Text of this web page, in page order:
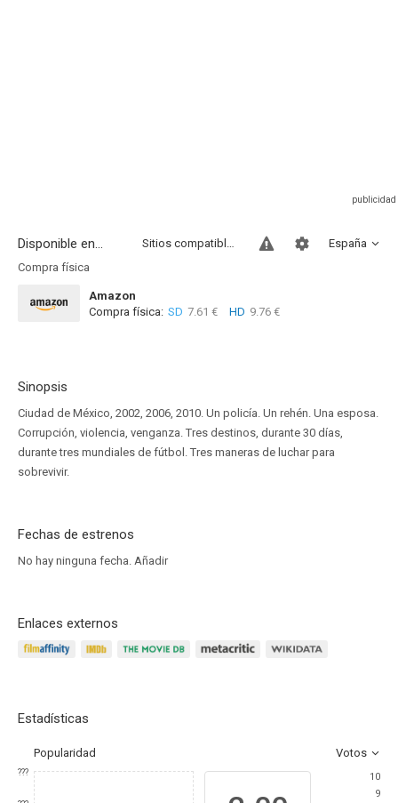
Disponible en... España
Sitios compatibles
Compra física
Amazon
Compra física: SD 7.61 € HD 9.76 €
Sinopsis
Ciudad de México, 2002, 2006, 2010. Un policía. Un rehén. Una esposa.
Corrupción, violencia, venganza. Tres destinos, durante 30 días,
durante tres mundiales de fútbol. Tres maneras de luchar para
sobrevivir.
Fechas de estrenos
No hay ninguna fecha. Añadir
Enlaces externos
Estadísticas
Popularidad Votos
???
10
9